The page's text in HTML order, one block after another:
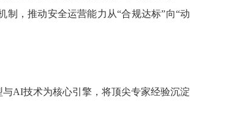
，推动安全运营能力从“合规达标”向“动
与AI技术为核心引擎，将顶尖专家经验沉淀